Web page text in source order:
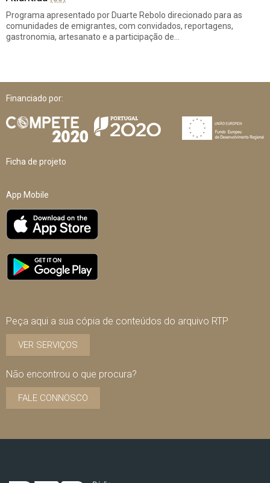
Programa apresentado por Duarte Rebolo direcionado para as
comunidades de emigrantes, com convidados, reportagens,
gastronomia, artesanato e a participação de…
Financiado por:
Ficha de projeto
App Mobile
Peça aqui a sua cópia de conteúdos do arquivo RTP
VER SERVIÇOS
Não encontrou o que procura?
FALE CONNOSCO